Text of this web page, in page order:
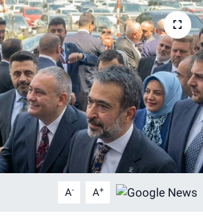
A- A+